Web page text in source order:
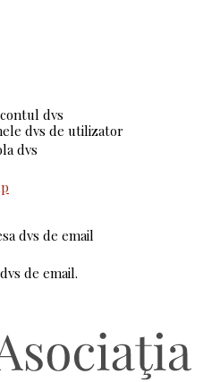
dvs
dvs de utilizator
dvs
dvs de email
de email.